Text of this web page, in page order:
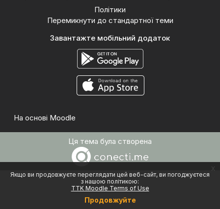
Якщо ви продовжуєте переглядати цей веб-сайт, ви погоджуєтеся
з нашою політикою:
TTK Moodle Terms of Use
Продовжуйте
x
Політики
Перемикнути до стандартної теми
Завантажте мобільний додаток
На основі Moodle
Ця тема була створена